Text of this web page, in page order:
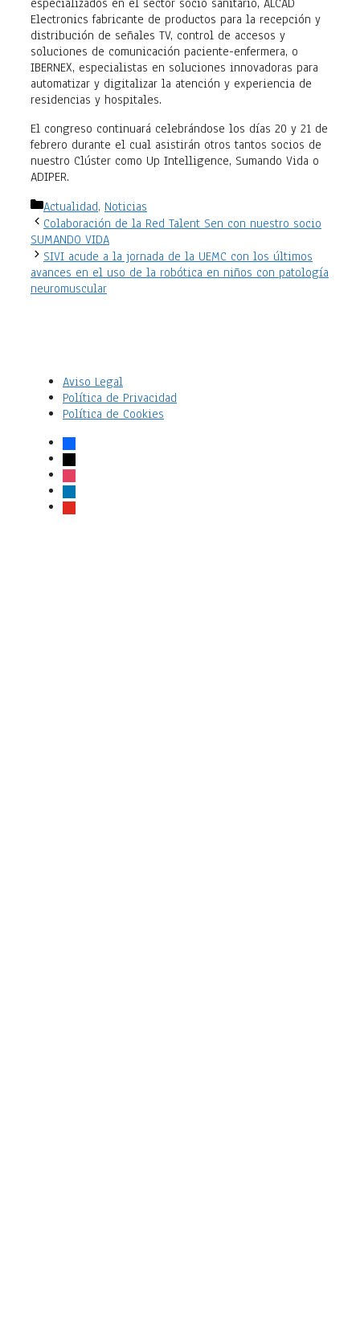
especializados en el sector socio sanitario, ALCAD
Electronics fabricante de productos para la recepción y
distribución de señales TV, control de accesos y
soluciones de comunicación paciente-enfermera, o
IBERNEX, especialistas en soluciones innovadoras para
automatizar y digitalizar la atención y experiencia de
residencias y hospitales.
El congreso continuará celebrándose los días 20 y 21 de
febrero durante el cual asistirán otros tantos socios de
nuestro Clúster como Up Intelligence, Sumando Vida o
ADIPER.
Categorías
Actualidad, Noticias
Colaboración de la Red Talent Sen con nuestro socio
SUMANDO VIDA
SIVI acude a la jornada de la UEMC con los últimos
avances en el uso de la robótica en niños con patología
neuromuscular
Aviso Legal
Política de Privacidad
Política de Cookies
facebook
x
instagram
linkedin
youtube